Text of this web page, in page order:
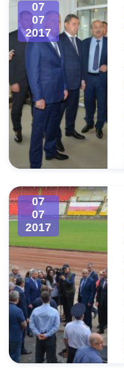
07
07
2017
07
07
2017